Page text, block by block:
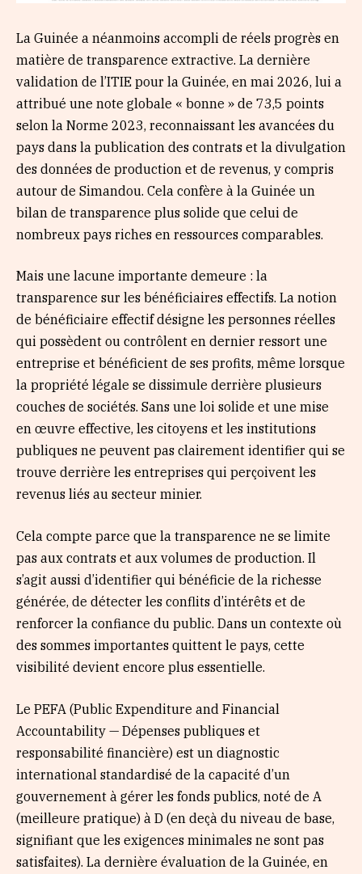
La Guinée a néanmoins accompli de réels progrès en
matière de transparence extractive. La dernière
validation de l’ITIE pour la Guinée, en mai 2026, lui a
attribué une note globale « bonne » de 73,5 points
selon la Norme 2023, reconnaissant les avancées du
pays dans la publication des contrats et la divulgation
des données de production et de revenus, y compris
autour de Simandou. Cela confère à la Guinée un
bilan de transparence plus solide que celui de
nombreux pays riches en ressources comparables.
Mais une lacune importante demeure : la
transparence sur les bénéficiaires effectifs. La notion
de bénéficiaire effectif désigne les personnes réelles
qui possèdent ou contrôlent en dernier ressort une
entreprise et bénéficient de ses profits, même lorsque
la propriété légale se dissimule derrière plusieurs
couches de sociétés. Sans une loi solide et une mise
en œuvre effective, les citoyens et les institutions
publiques ne peuvent pas clairement identifier qui se
trouve derrière les entreprises qui perçoivent les
revenus liés au secteur minier.
Cela compte parce que la transparence ne se limite
pas aux contrats et aux volumes de production. Il
s’agit aussi d’identifier qui bénéficie de la richesse
générée, de détecter les conflits d’intérêts et de
renforcer la confiance du public. Dans un contexte où
des sommes importantes quittent le pays, cette
visibilité devient encore plus essentielle.
Le PEFA (Public Expenditure and Financial
Accountability — Dépenses publiques et
responsabilité financière) est un diagnostic
international standardisé de la capacité d’un
gouvernement à gérer les fonds publics, noté de A
(meilleure pratique) à D (en deçà du niveau de base,
signifiant que les exigences minimales ne sont pas
satisfaites). La dernière évaluation de la Guinée, en